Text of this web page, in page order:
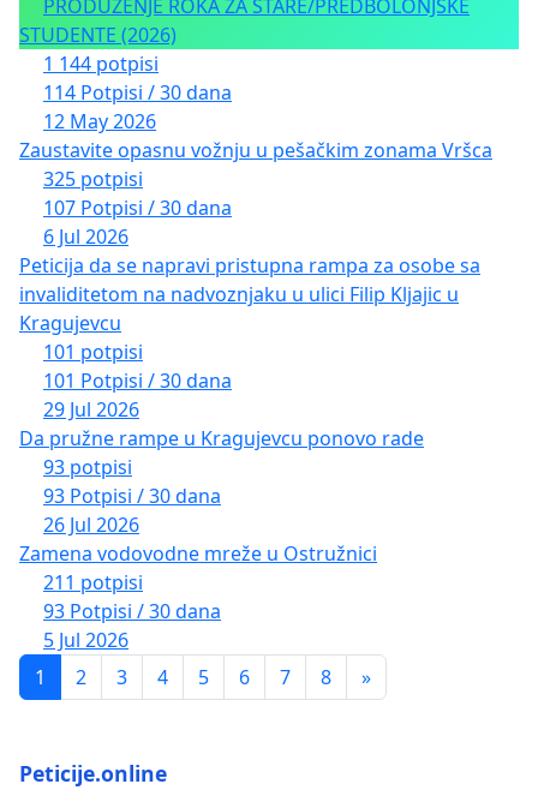
PRODUŽENJE ROKA ZA STARE/PREDBOLONJSKE
STUDENTE (2026)
1 144 potpisi
114 Potpisi / 30 dana
12 May 2026
Zaustavite opasnu vožnju u pešačkim zonama Vršca
325 potpisi
107 Potpisi / 30 dana
6 Jul 2026
Peticija da se napravi pristupna rampa za osobe sa
invaliditetom na nadvoznjaku u ulici Filip Kljajic u
Kragujevcu
101 potpisi
101 Potpisi / 30 dana
29 Jul 2026
Da pružne rampe u Kragujevcu ponovo rade
93 potpisi
93 Potpisi / 30 dana
26 Jul 2026
Zamena vodovodne mreže u Ostružnici
211 potpisi
93 Potpisi / 30 dana
5 Jul 2026
1
2 3 4 5 6 7 8 »
Peticije.online